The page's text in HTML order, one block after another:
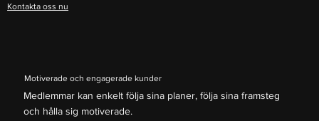
Motiverade och engagerade kunder
Medlemmar kan enkelt följa sina planer, följa sina framsteg
och hålla sig motiverade.
Kontakta oss nu